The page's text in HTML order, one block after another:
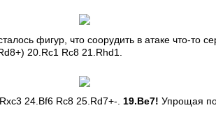
фигур, что соорудить в атаке что-то
20.Rc1 Rc8 21.Rhd1.
24.Bf6 Rc8 25.Rd7+-. 19.Be7! Упрощая